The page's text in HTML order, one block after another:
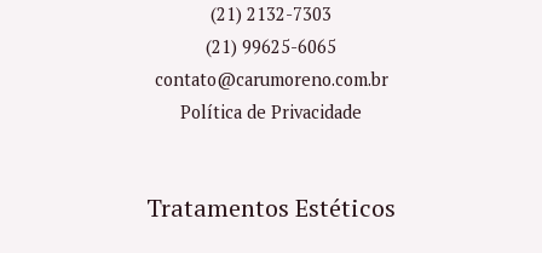
(21) 2132-7303
(21) 99625-6065
contato@carumoreno.com.br
Política de Privacidade
Tratamentos Estéticos